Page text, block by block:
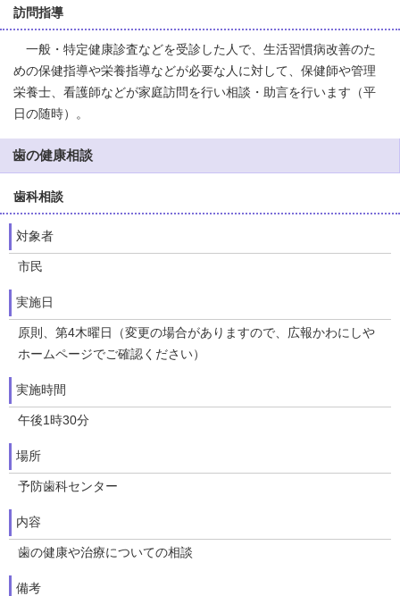
訪問指導
一般・特定健康診査などを受診した人で、生活習慣病改善のた
めの保健指導や栄養指導などが必要な人に対して、保健師や管理
栄養士、看護師などが家庭訪問を行い相談・助言を行います（平
日の随時）。
歯の健康相談
歯科相談
対象者
市民
実施日
原則、第4木曜日（変更の場合がありますので、広報かわにしや
ホームページでご確認ください）
実施時間
午後1時30分
場所
予防歯科センター
内容
歯の健康や治療についての相談
備考